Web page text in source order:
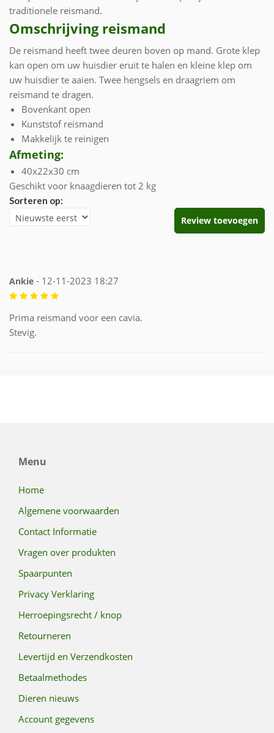
traditionele reismand.
Omschrijving reismand
De reismand heeft twee deuren boven op mand. Grote klep
kan open om uw huisdier eruit te halen en kleine klep om
uw huisdier te aaien. Twee hengsels en draagriem om
reismand te dragen.
Bovenkant open
Kunststof reismand
Makkelijk te reinigen
Afmeting:
40x22x30 cm
Geschikt voor knaagdieren tot 2 kg
Sorteren op:
Review toevoegen
Ankie - 12-11-2023 18:27
Prima reismand voor een cavia.
Stevig.
Menu
Home
Algemene voorwaarden
Contact Informatie
Vragen over produkten
Spaarpunten
Privacy Verklaring
Herroepingsrecht / knop
Retourneren
Levertijd en Verzendkosten
Betaalmethodes
Dieren nieuws
Account gegevens